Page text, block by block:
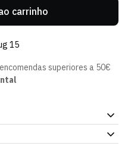
carrinho
15
superiores a 50€
do Sporting Clube de